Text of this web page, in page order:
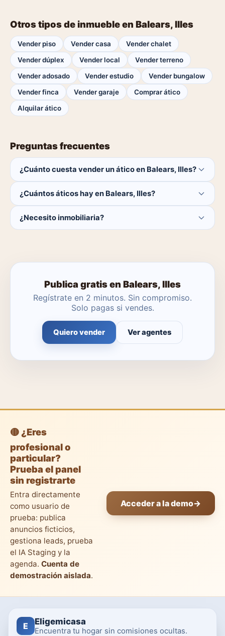
Otros tipos de inmueble en Balears, Illes
Vender piso Vender casa
Vender chalet
Vender dúplex
Vender local
Vender terreno
Vender adosado
Vender estudio
Vender bungalow
Vender finca
Vender garaje
Comprar ático
Alquilar ático
Preguntas frecuentes
¿Cuánto cuesta vender un ático en Balears, Illes?
cierra la venta.
¿Cuántos áticos hay en Balears, Illes?
catálogo se actualiza a diario.
¿Necesito inmobiliaria?
Publica gratis en Balears, Illes
Regístrate en 2 minutos. Sin compromiso.
Solo pagas si vendes.
Quiero vender Ver agentes
🟡 ¿Eres
profesional o
particular?
Prueba el panel
sin registrarte
Entra directamente
como usuario de
prueba: publica
anuncios ficticios,
gestiona leads, prueba
el IA Staging y la
agenda. Cuenta de
demostración aislada.
Acceder a la demo→
E Eligemicasa
Encuentra tu hogar sin comisiones ocultas.